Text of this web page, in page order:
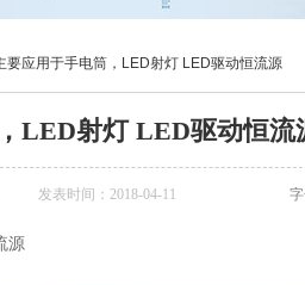
要应用于手电筒，LED射灯 LED驱动恒流源
LED射灯 LED驱动恒流
字
发表时间：2018-04-11
源